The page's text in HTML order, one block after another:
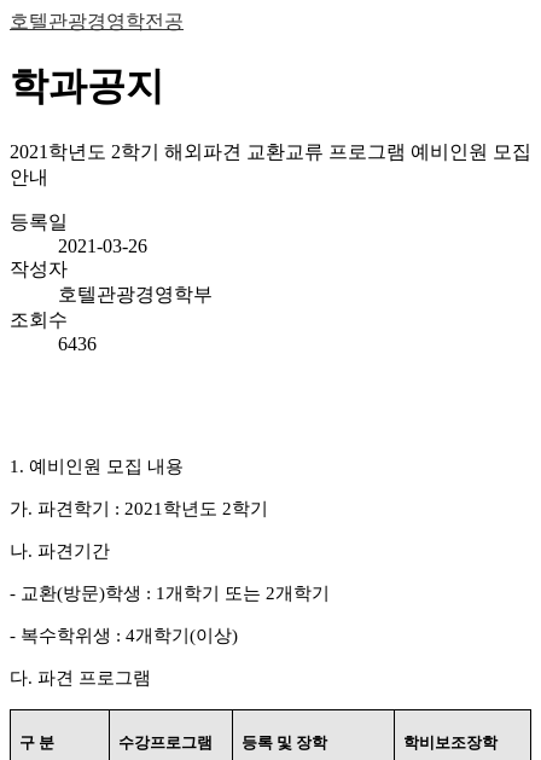
호텔관광경영학전공
학과공지
2021학년도 2학기 해외파견 교환교류 프로그램 예비인원 모집
안내
등록일
2021-03-26
작성자
호텔관광경영학부
조회수
6436
1. 예비인원 모집 내용
가. 파견학기 : 2021 학년도 2학기
나. 파견기간
- 교환(방문)학생 : 1 개학기 또는 2개학기
- 복수학위생 : 4개학기 (이상)
다. 파견 프로그램
구 분 수강프로그램 등록 및 장학 학비보조장학